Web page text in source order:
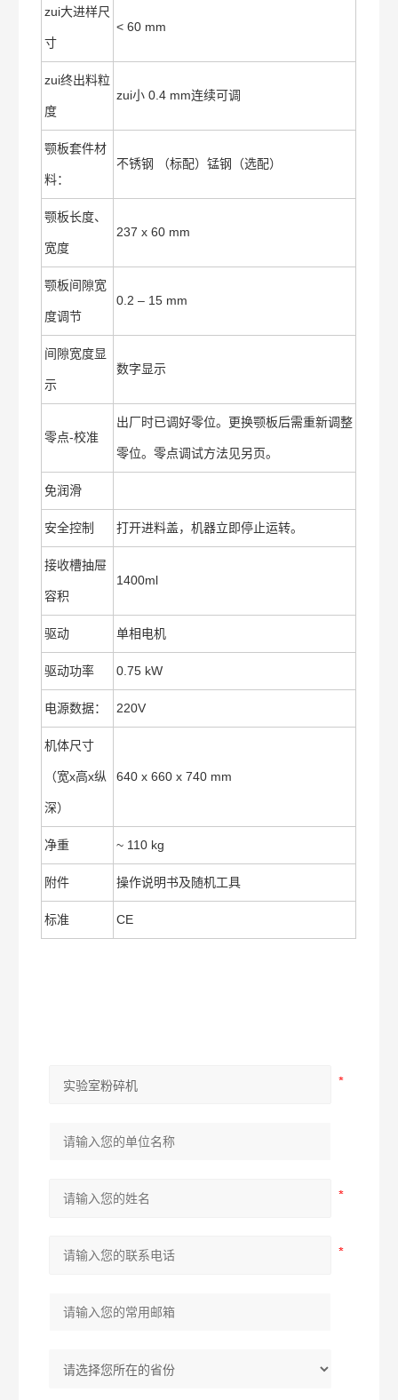
zui大进样尺
寸
< 60 mm
zui终出料粒
度
zui小 0.4 mm连续可调
颚板套件材
料：
不锈钢 （标配）锰钢（选配）
颚板长度、
宽度
237 x 60 mm
颚板间隙宽
度调节
0.2 – 15 mm
间隙宽度显
示
数字显示
零点-校准
出厂时已调好零位。更换颚板后需重新调整
零位。零点调试方法见另页。
免润滑
安全控制 打开进料盖，机器立即停止运转。
接收槽抽屉
容积
1400ml
驱动 单相电机
驱动功率 0.75 kW
电源数据： 220V
机体尺寸
（宽x高x纵
深）
640 x 660 x 740 mm
净重 ~ 110 kg
附件 操作说明书及随机工具
标准 CE